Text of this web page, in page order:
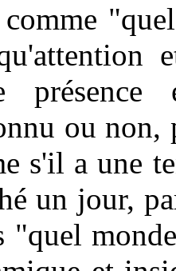
présence
ou non,
s'il a une
un jour,
"quel